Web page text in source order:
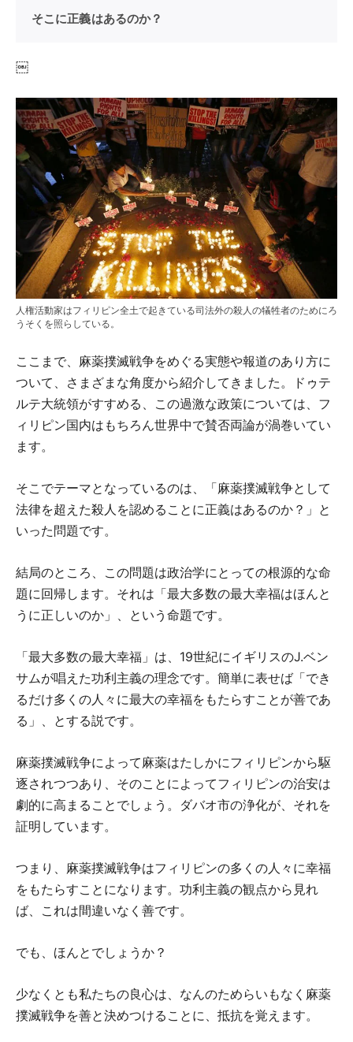
そこに正義はあるのか？
￼
人権活動家はフィリピン全土で起きている司法外の殺人の犠牲者のためにろ
うそくを照らしている。
ここまで、麻薬撲滅戦争をめぐる実態や報道のあり方に
ついて、さまざまな角度から紹介してきました。ドゥテ
ルテ大統領がすすめる、この過激な政策については、フ
ィリピン国内はもちろん世界中で賛否両論が渦巻いてい
ます。
そこでテーマとなっているのは、「麻薬撲滅戦争として
法律を超えた殺人を認めることに正義はあるのか？」と
いった問題です。
結局のところ、この問題は政治学にとっての根源的な命
題に回帰します。それは「最大多数の最大幸福はほんと
うに正しいのか」、という命題です。
「最大多数の最大幸福」は、19世紀にイギリスのJ.ベン
サムが唱えた功利主義の理念です。簡単に表せば「でき
るだけ多くの人々に最大の幸福をもたらすことが善であ
る」、とする説です。
麻薬撲滅戦争によって麻薬はたしかにフィリピンから駆
逐されつつあり、そのことによってフィリピンの治安は
劇的に高まることでしょう。ダバオ市の浄化が、それを
証明しています。
つまり、麻薬撲滅戦争はフィリピンの多くの人々に幸福
をもたらすことになります。功利主義の観点から見れ
ば、これは間違いなく善です。
でも、ほんとでしょうか？
少なくとも私たちの良心は、なんのためらいもなく麻薬
撲滅戦争を善と決めつけることに、抵抗を覚えます。